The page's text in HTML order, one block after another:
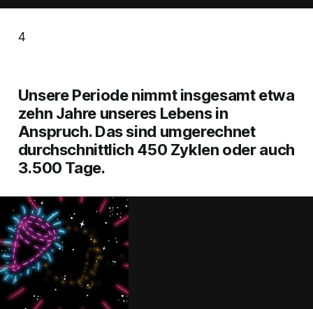
4
Unsere Periode nimmt insgesamt etwa
zehn Jahre unseres Lebens in
Anspruch. Das sind umgerechnet
durchschnittlich 450 Zyklen oder auch
3.500 Tage.